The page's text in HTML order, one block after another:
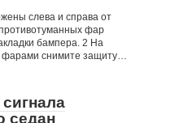
слева и справа от
фар
бампера. 2 На
фарами снимите защиту…
седан